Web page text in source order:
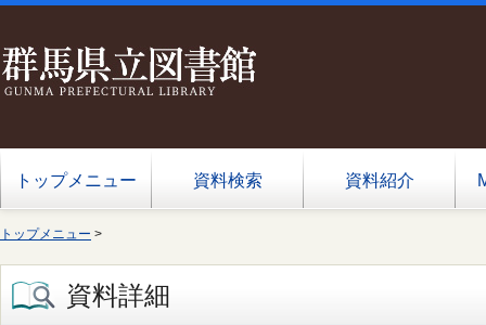
トップメニュー 資料検索 資料紹介
トップメニュー >
資料詳細